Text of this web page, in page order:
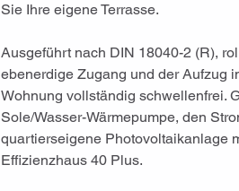
Sie Ihre eigene Terrasse.
Ausgeführt nach DIN 18040-2 (R),
ebenerdige Zugang und der Aufzug
Wohnung vollständig schwellenfrei.
Sole/Wasser-Wärmepumpe, den
quartierseigene Photovoltaikanlage
Effizienzhaus 40 Plus.